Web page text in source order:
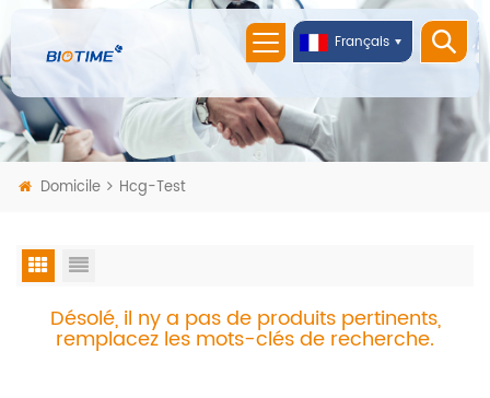
Français
Domicile Hcg-Test
Désolé, il ny a pas de produits pertinents,
remplacez les mots-clés de recherche.